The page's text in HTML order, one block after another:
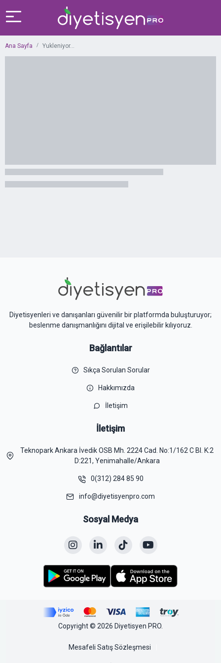
Ana Sayfa Yukleniyor...
Diyetisyenleri ve danışanları güvenilir bir platformda buluşturuyor;
beslenme danışmanlığını dijital ve erişilebilir kılıyoruz.
Bağlantılar
Sıkça Sorulan Sorular
Hakkımızda
İletişim
İletişim
Teknopark Ankara İvedik OSB Mh. 2224 Cad. No:1/162 C Bl. K:2
D:221, Yenimahalle/Ankara
0(312) 284 85 90
info@diyetisyenpro.com
Sosyal Medya
Copyright © 2026 Diyetisyen PRO.
Mesafeli Satış Sözleşmesi